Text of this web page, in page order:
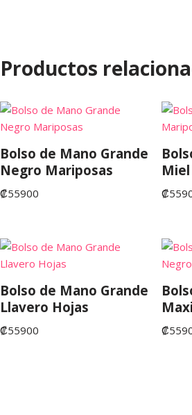
Productos
Bolso de Mano Grande
Negro Mariposas
₡55900 ₡
Bolso de Mano Grande
Llavero Hojas
₡55900 ₡